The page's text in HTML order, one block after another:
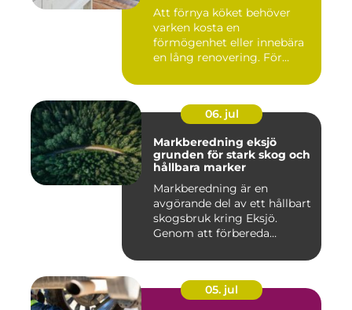
Att förnya köket behöver
varken kosta en
förmögenhet eller innebära
en lång renovering. För
06. jul
Markberedning eksjö
grunden för stark skog och
hållbara marker
Markberedning är en
avgörande del av ett hållbart
skogsbruk kring Eksjö.
Genom att förbereda
05. jul